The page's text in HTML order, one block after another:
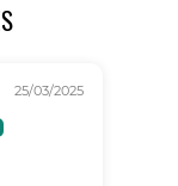
25/03/2025